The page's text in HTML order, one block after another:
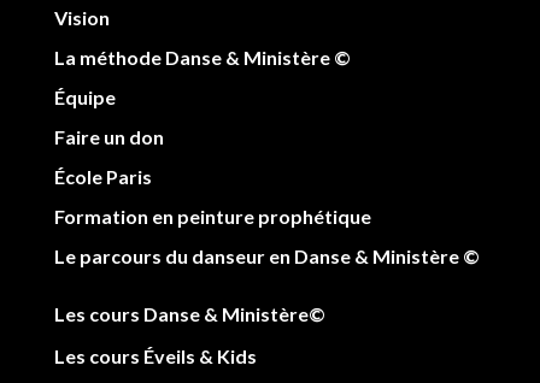
Vision
La méthode Danse & Ministère ©
Équipe
Faire un don
École Paris
Formation en peinture prophétique
Le parcours du danseur en Danse & Ministère ©
Les cours Danse & Ministère©
Les cours Éveils & Kids